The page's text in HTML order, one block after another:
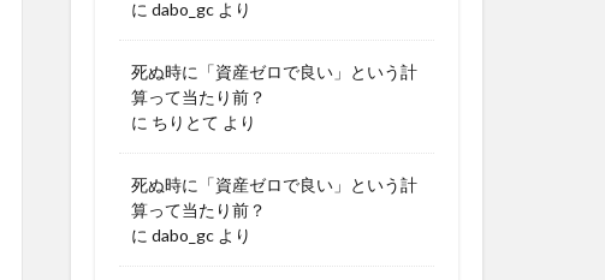
に dabo_gc より
死ぬ時に「資産ゼロで良い」という計
算って当たり前？
に ちりとて より
死ぬ時に「資産ゼロで良い」という計
算って当たり前？
に dabo_gc より